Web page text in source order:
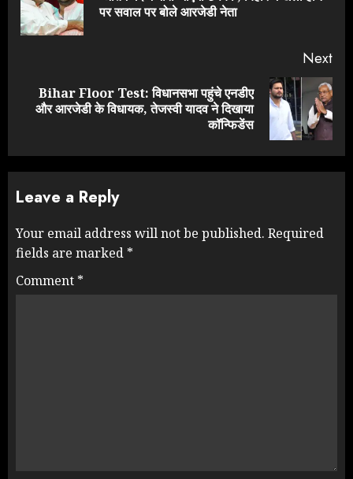
पर सवाल पर बोले आरजेडी नेता
Next
Next
Bihar Floor Test: विधानसभा पहुंचे एनडीए
और आरजेडी के विधायक, तेजस्वी यादव ने दिखाया
कॉन्फिडेंस
Leave a Reply
Your email address will not be published. Required
fields are marked *
Comment *